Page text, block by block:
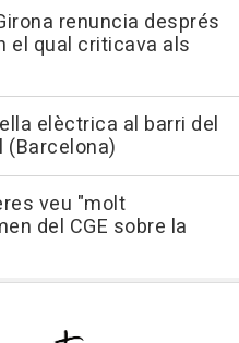
renuncia després
el qual criticava als
elèctrica al barri del
(Barcelona)
veu "molt
del CGE sobre la